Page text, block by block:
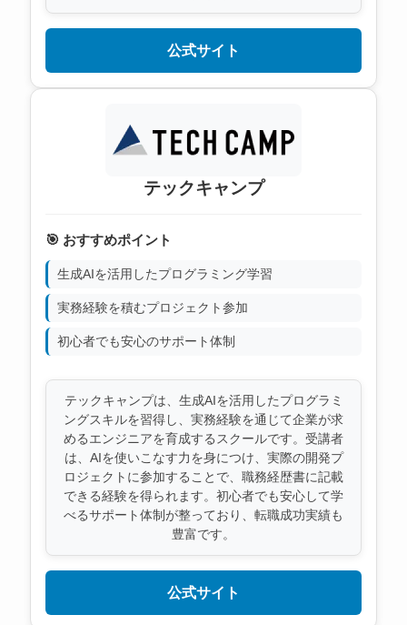
公式サイト
テックキャンプ
🎯 おすすめポイント
生成AIを活用したプログラミング学習
実務経験を積むプロジェクト参加
初心者でも安心のサポート体制
テックキャンプは、生成AIを活用したプログラミ
ングスキルを習得し、実務経験を通じて企業が求
めるエンジニアを育成するスクールです。受講者
は、AIを使いこなす力を身につけ、実際の開発プ
ロジェクトに参加することで、職務経歴書に記載
できる経験を得られます。初心者でも安心して学
べるサポート体制が整っており、転職成功実績も
豊富です。
公式サイト